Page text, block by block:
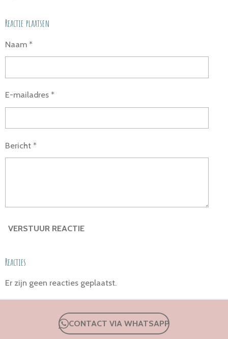
E
L
Reactie plaatsen
Naam *
E-mailadres *
Bericht *
VERSTUUR REACTIE
Reacties
Er zijn geen reacties geplaatst.
CONTACT VIA WHATSAPP